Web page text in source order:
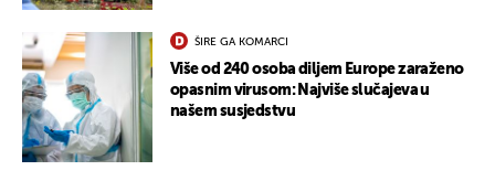
ŠIRE GA KOMARCI
Više od 240 osoba diljem Europe zaraženo
opasnim virusom: Najviše slučajeva u
našem susjedstvu